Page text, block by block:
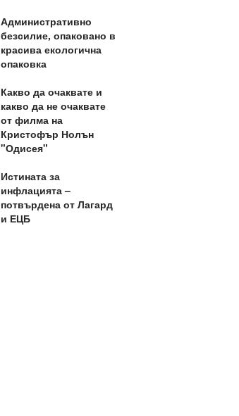
Административно
безсилие, опаковано в
красива екологична
опаковка
Какво да очаквате и
какво да не очаквате
от филма на
Кристофър Нолън
"Одисея"
Истината за
инфлацията –
потвърдена от Лагард
и ЕЦБ